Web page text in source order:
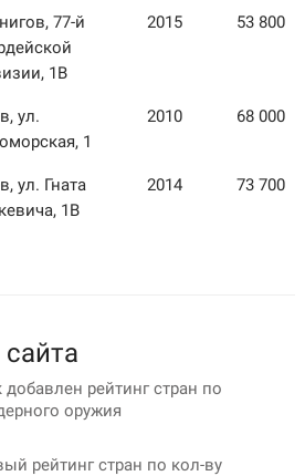
77-й
1В
2015 53 800
ул.
1
2010 68 000
ул. Гната
1В
2014 73 700
рейтинг стран по
оружия
рейтинг стран по кол-ву